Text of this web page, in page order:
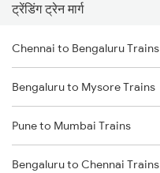
ट्रेंडिंग ट्रेन मार्ग
Chennai to Bengaluru Trains
Bengaluru to Mysore Trains
Pune to Mumbai Trains
Bengaluru to Chennai Trains